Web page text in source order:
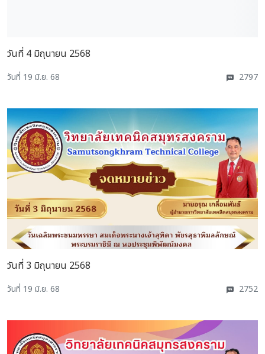
วันที่ 4 มิถุนายน 2568
วันที่ 19 มิ.ย. 68 2797
วันที่ 3 มิถุนายน 2568
วันที่ 19 มิ.ย. 68 2752